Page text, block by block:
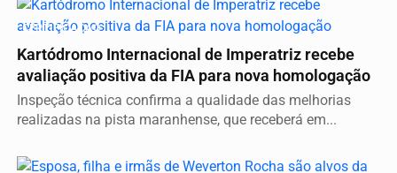
CERTIFICAÇÃO
Kartódromo Internacional de Imperatriz recebe
avaliação positiva da FIA para nova homologação
Inspeção técnica confirma a qualidade das melhorias
realizadas na pista maranhense, que receberá em...